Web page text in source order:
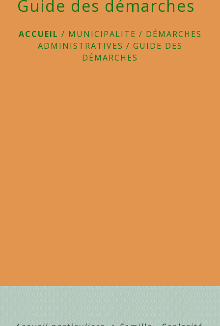
Guide des démarches
ACCUEIL / MUNICIPALITE / DÉMARCHES
ADMINISTRATIVES / GUIDE DES
DÉMARCHES